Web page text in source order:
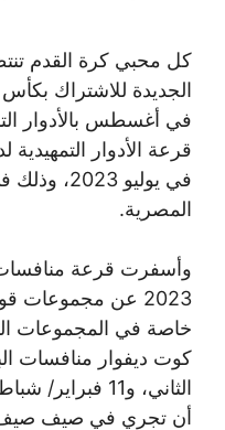
كل محبي كرة القدم
الجديدة للاشتراك
في أغسطس بالأدوار
في يوليو
المصرية.
وأسفرت قرعة
2023 عن مجموعات
خاصة في المجموعات